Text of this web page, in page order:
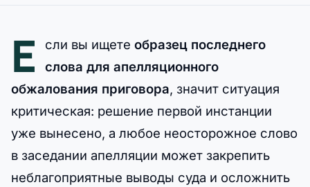
Е сли вы ищете образец последнего
слова для апелляционного
обжалования приговора, значит ситуация
критическая: решение первой инстанции
уже вынесено, а любое неосторожное слово
в заседании апелляции может закрепить
неблагоприятные выводы суда и осложнить